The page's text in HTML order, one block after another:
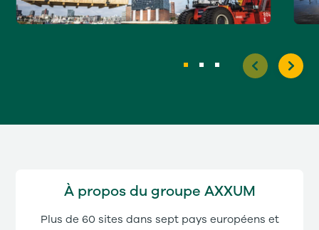
À propos du groupe AXXUM
Plus de 60 sites dans sept pays européens et